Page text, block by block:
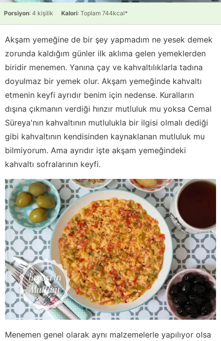
Porsiyon: 4 kişilik Kalori: Toplam 744kcal*
Akşam yemeğine de bir şey yapmadım ne yesek demek
zorunda kaldığım günler ilk aklıma gelen yemeklerden
biridir menemen. Yanına çay ve kahvaltılıklarla tadına
doyulmaz bir yemek olur. Akşam yemeğinde kahvaltı
etmenin keyfi ayrıdır benim için nedense. Kuralların
dışına çıkmanın verdiği hınzır mutluluk mu yoksa Cemal
Süreya'nın kahvaltının mutlulukla bir ilgisi olmalı dediği
gibi kahvaltının kendisinden kaynaklanan mutluluk mu
bilmiyorum. Ama ayrıdır işte akşam yemeğindeki
kahvaltı sofralarının keyfi.
Menemen genel olarak aynı malzemelerle yapılıyor olsa